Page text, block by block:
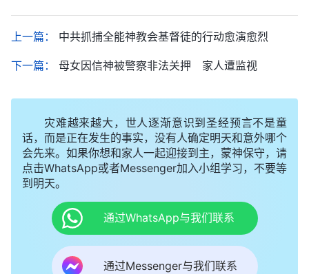
上一篇： 中共抓捕全能神教会基督徒的行动愈演愈烈
下一篇： 母女因信神被警察非法关押 家人遭监视
灾难越来越大，世人逐渐意识到圣经预言不是童
话，而是正在发生的事实，没有人确定明天和意外哪个
会先来。如果你想和家人一起迎接到主，蒙神保守，请
点击WhatsApp或者Messenger加入小组学习，不要等
到明天。
通过WhatsApp与我们联系
通过Messenger与我们联系